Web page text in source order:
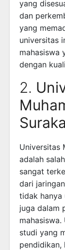
yang
dan
yang
universitas
mahasiswa
dengan
2.
Universitas
adalah
sangat
dari
tidak hanya
juga dalam
studi yang
pendidikan,